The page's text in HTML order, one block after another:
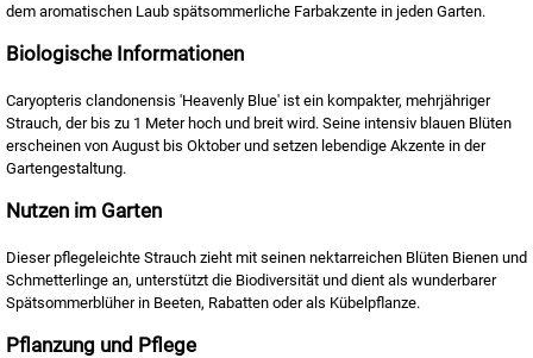
dem aromatischen Laub spätsommerliche Farbakzente in jeden Garten.
Biologische Informationen
Caryopteris clandonensis 'Heavenly Blue' ist ein kompakter, mehrjähriger
Strauch, der bis zu 1 Meter hoch und breit wird. Seine intensiv blauen Blüten
erscheinen von August bis Oktober und setzen lebendige Akzente in der
Gartengestaltung.
Nutzen im Garten
Dieser pflegeleichte Strauch zieht mit seinen nektarreichen Blüten Bienen und
Schmetterlinge an, unterstützt die Biodiversität und dient als wunderbarer
Spätsommerblüher in Beeten, Rabatten oder als Kübelpflanze.
Pflanzung und Pflege